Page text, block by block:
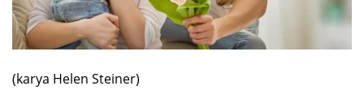
(karya Helen Steiner)